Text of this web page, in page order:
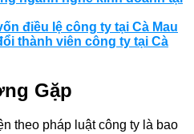
điều lệ công ty tại Cà Mau
thành viên công ty tại Cà
Gặp
theo pháp luật công ty là bao